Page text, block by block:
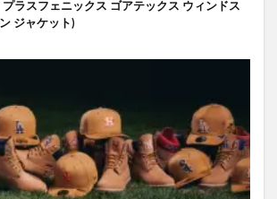
ラスフェニックス ゴアテックス ウィンドス
ジャケット)